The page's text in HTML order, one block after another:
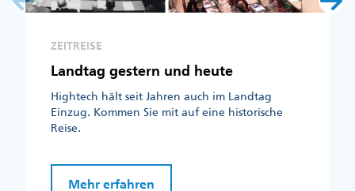
ZEITREISE
Landtag gestern und heute
Hightech hält seit Jahren auch im Landtag
Einzug. Kommen Sie mit auf eine historische
Reise.
Mehr erfahren